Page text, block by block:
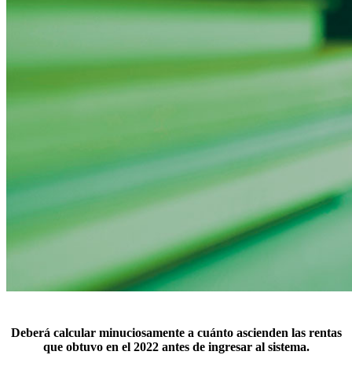
Deberá calcular minuciosamente a cuánto ascienden las rentas
que obtuvo en el 2022 antes de ingresar al sistema.